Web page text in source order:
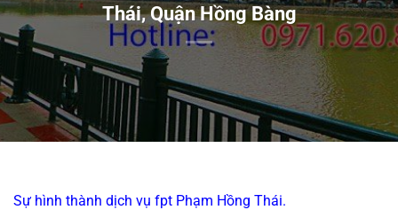
Thái, Quận Hồng Bàng
Sự hình thành dịch vụ fpt Phạm Hồng Thái.